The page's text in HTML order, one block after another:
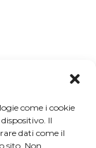
come i cookie
Il
dati come il
sito. Non